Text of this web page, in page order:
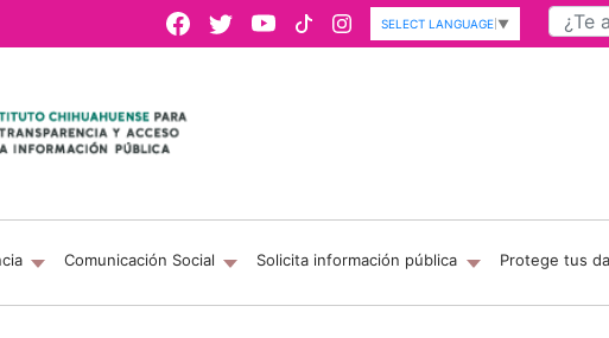
SELECT LANGUAGE ▼
Comunicación Social Solicita información pública Protege tus